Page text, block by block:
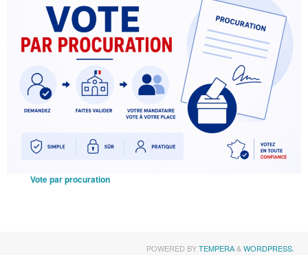
Vote par procuration
POWERED BYTEMPERA& WORDPRESS.